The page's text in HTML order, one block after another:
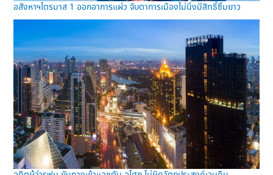
อสังหาฯไตรมาส 1 ออกอาการแผ่ว จับตาการเมืองไม่นิ่งมีสิทธิ์ซึมยาว